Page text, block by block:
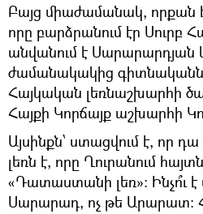
Բայց միաժամանակ, որքան
որը բարձրանում էր Սուրբ
անվանում է Սարարարդյան
ժամանակակից
Հայկական լեռնաշխարհի
Հայքի Կորճայք աշխարհի
Այսինքն՝ ստացվում է, որ
լեռն է, որը Ղուրանում
«Դատաստանի լեռ»։ Ինչո՞ւ է
Սարարադ, ոչ թե Արարատ։